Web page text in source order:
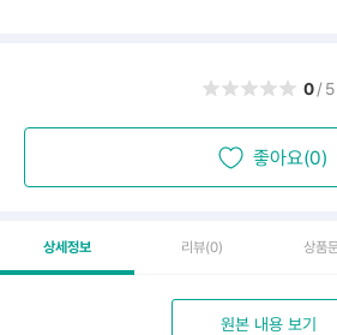
0/5
좋아요(0)
상세정보 리뷰(0) 상품
원본 내용 보기